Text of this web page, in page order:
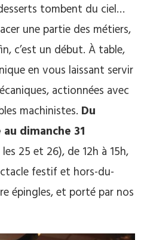
tombent du ciel…
une partie des métiers,
c’est un début. À table,
en vous laissant servir
actionnées avec
machinistes. Du
dimanche 31
25 et 26), de 12h à 15h,
festif et hors-du-
épingles, et porté par nos